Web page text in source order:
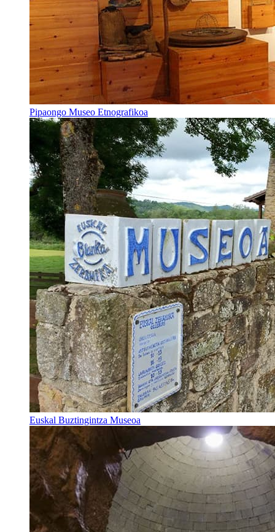
Pipaongo Museo Etnografikoa
Euskal Buztingintza Museoa